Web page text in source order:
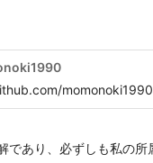
momonoki1990
であり、必ずしも私の